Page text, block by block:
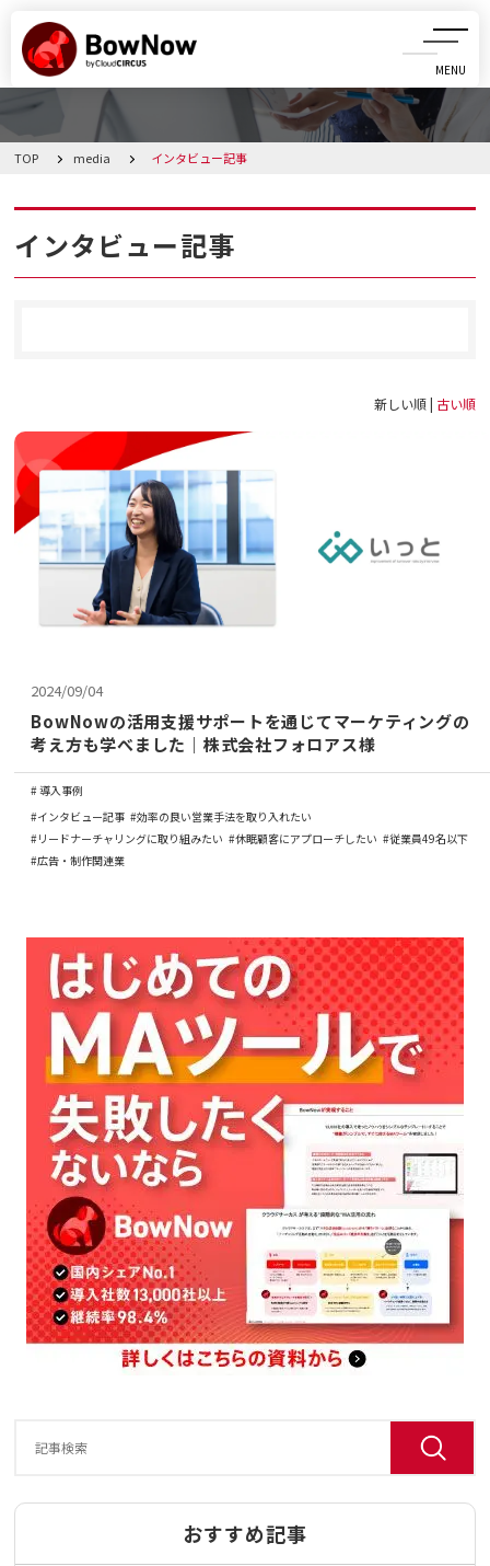
MENU
CLOSE
課題別活用シーン
メディア
コラム
アカウント発行
セミナー
お問い合わせ
代理店の方はこちら
TOP media インタビュー記事
インタビュー記事
新しい順 | 古い順
2024/09/04
BowNowの活用支援サポートを通じてマーケティングの
考え方も学べました｜株式会社フォロアス様
導入事例
インタビュー記事
効率の良い営業手法を取り入れたい
リードナーチャリングに取り組みたい
休眠顧客にアプローチしたい
従業員49名以下
広告・制作関連業
おすすめ記事